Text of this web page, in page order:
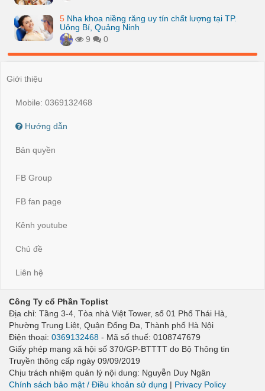
5 Nha khoa niềng răng uy tín chất lượng tại TP.
Uông Bí, Quảng Ninh
9
0
Giới thiệu
Mobile: 0369132468
Hướng dẫn
Bản quyền
FB Group
FB fan page
Kênh youtube
Chủ đề
Liên hệ
Công Ty cổ Phần Toplist
Địa chỉ: Tầng 3-4, Tòa nhà Việt Tower, số 01 Phố Thái Hà,
Phường Trung Liệt, Quận Đống Đa, Thành phố Hà Nội
Điện thoại: 0369132468 - Mã số thuế: 0108747679
Giấy phép mạng xã hội số 370/GP-BTTTT do Bộ Thông tin
Truyền thông cấp ngày 09/09/2019
Chịu trách nhiệm quản lý nội dung: Nguyễn Duy Ngân
Chính sách bảo mật / Điều khoản sử dụng | Privacy Policy